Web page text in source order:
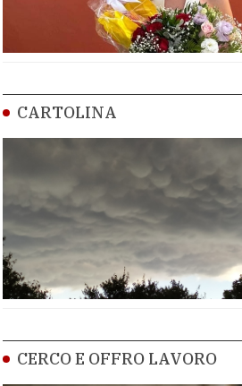
CARTOLINA
CERCO E OFFRO LAVORO